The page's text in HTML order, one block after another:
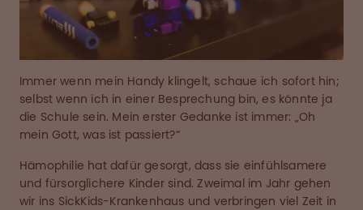
Immer wenn mein Handy klingelt, schaue ich sofort hin;
selbst wenn ich in einer Besprechung bin, es könnte ja
die Schule sein. Mein erster Gedanke ist immer: „Oh
mein Gott, was ist passiert?“
Hämophilie hat dafür gesorgt, dass sie einfühlsamere
und fürsorglichere Kinder sind. Zweimal im Jahr gehen
wir ins SickKids-Krankenhaus und verbringen viel Zeit in